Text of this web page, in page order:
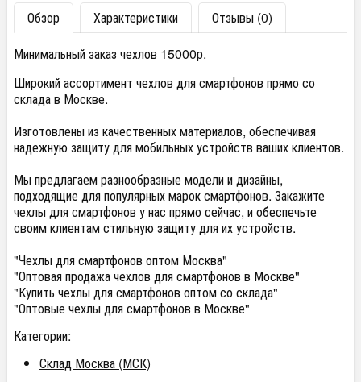
Обзор Характеристики
Отзывы (0)
Минимальный заказ чехлов 15000р.
Широкий ассортимент чехлов для смартфонов прямо со
склада в Москве.
Изготовлены из качественных материалов, обеспечивая
надежную защиту для мобильных устройств ваших клиентов.
Мы предлагаем разнообразные модели и дизайны,
подходящие для популярных марок смартфонов. Закажите
чехлы для смартфонов у нас прямо сейчас, и обеспечьте
своим клиентам стильную защиту для их устройств.
"Чехлы для смартфонов оптом Москва"
"Оптовая продажа чехлов для смартфонов в Москве"
"Купить чехлы для смартфонов оптом со склада"
"Оптовые чехлы для смартфонов в Москве"
Категории:
Склад Москва (МСК)